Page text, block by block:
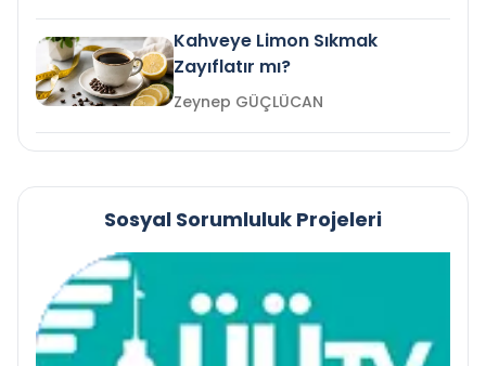
Kahveye Limon Sıkmak
Zayıflatır mı?
Zeynep GÜÇLÜCAN
Sosyal Sorumluluk Projeleri